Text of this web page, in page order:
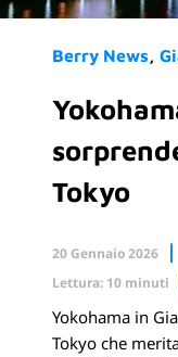
Berry News
Tokyo
20 Gennaio 2026
Lettura: 10 minuti
Yokohama in
Tokyo che